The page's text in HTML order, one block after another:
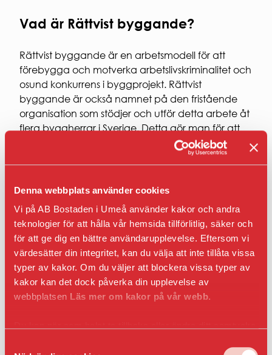
Denna webbplats använder cookies
Vi på AB Bostaden i Umeå använder kakor och andra
teknologier för att hålla vår hemsida tillförlitlig, säker och
för att ge dig en bättre användarupplevelse. Eftersom vi
värdesätter din integritet, kan du välja att inte tillåta vissa
typer av kakor. Om du väljer att blockera vissa typer av
kakor kan det dock påverka din upplevelse av
webbplatsen Läs mer om kakor på vår webb.
Vad är Rättvist byggande?
Rättvist byggande är en arbetsmodell för att
förebygga och motverka arbetslivskriminalitet och
osund konkurrens i byggprojekt. Rättvist
byggande är också namnet på den fristående
organisation som stödjer och utför detta arbete åt
flera byggherrar i Sverige. Detta gör man för att
medlemmarnas byggprojekt inte ska finansiera
kriminella upplägg men även för att värna om de
medlemmarnas byggen.
– Vi är glada och stolta för att Bostaden blivit
medlem hos oss. Dels för att vi vet att frågan är
viktig för dem och vi kan stärka deras eget sociala
arbete. Men också för att det visar vägen för
andra byggherrar när Norrlands största
bostadsbolag väljer att samverka med oss. säger
Morgan Jansson på Rättvist byggande.